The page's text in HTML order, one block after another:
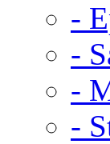
-
-
-
-